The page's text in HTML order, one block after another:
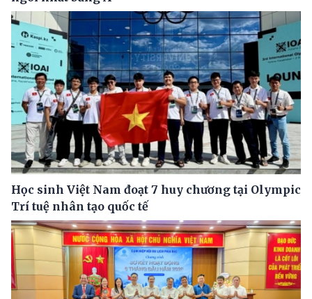
Học sinh Việt Nam đoạt 7 huy chương tại Olympic
Trí tuệ nhân tạo quốc tế